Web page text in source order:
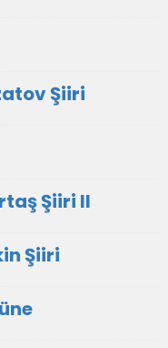
Şiiri
Şiiri II
Şiiri